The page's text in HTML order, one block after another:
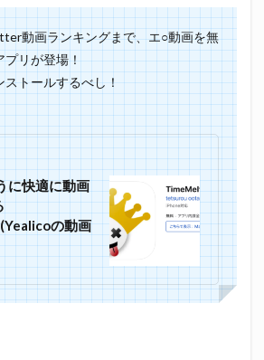
動画ランキングまで、エ○動画を無
プリが登場！
ストールするべし！
に快適に動画
の動画